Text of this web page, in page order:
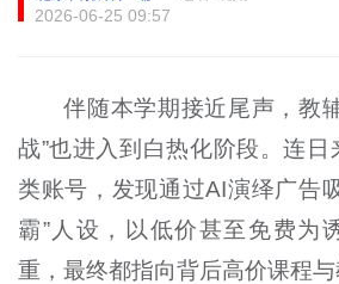
2026-06-25 09:57
伴随本学期接近尾声，教
战”也进入到白热化阶段。连
类账号，发现通过AI演绎广告
霸”人设，以低价甚至免费为
重，最终都指向背后高价课程